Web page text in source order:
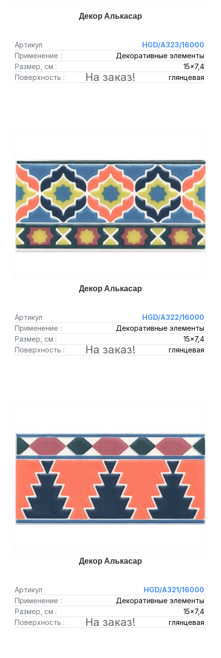
Декор Алькасар
Артикул
HGD/A323/16000
Применение :
Декоративные элементы
Размер, см :
15x7,4
Поверхность :
глянцевая
На заказ!
Декор Алькасар
Артикул
HGD/A322/16000
Применение :
Декоративные элементы
Размер, см :
15x7,4
Поверхность :
глянцевая
На заказ!
Декор Алькасар
Артикул
HGD/A321/16000
Применение :
Декоративные элементы
Размер, см :
15x7,4
Поверхность :
глянцевая
На заказ!